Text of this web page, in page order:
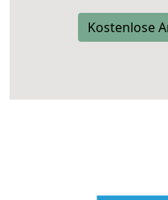
Kostenlose